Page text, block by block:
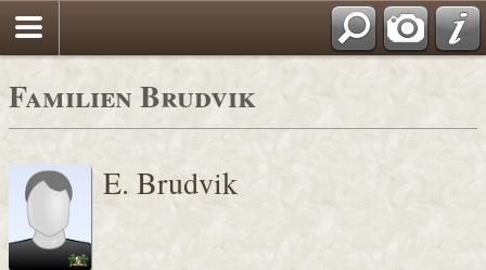
Familien Brudvik
E. Brudvik